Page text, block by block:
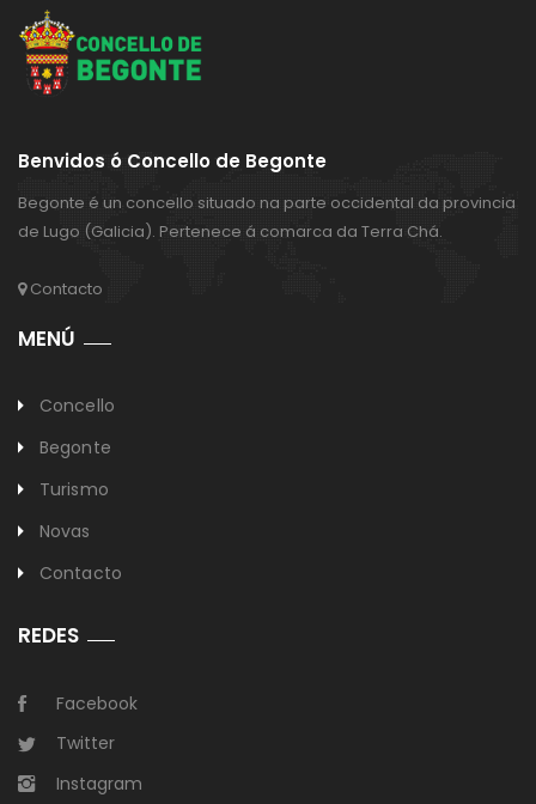
Benvidos ó Concello de Begonte
Begonte é un concello situado na parte occidental da provincia
de Lugo (Galicia). Pertenece á comarca da Terra Chá.
Contacto
MENÚ
Concello
Begonte
Turismo
Novas
Contacto
REDES
Facebook
Twitter
Instagram